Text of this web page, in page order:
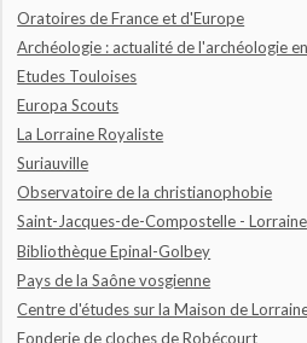
Oratoires de France et d'Europe
Archéologie : actualité de l'archéologie
Etudes Touloises
Europa Scouts
La Lorraine Royaliste
Suriauville
Observatoire de la christianophobie
Saint-Jacques-de-Compostelle - Lorraine
Bibliothèque Epinal-Golbey
Pays de la Saône vosgienne
Centre d'études sur la Maison de
Fonderie de cloches de Robécourt